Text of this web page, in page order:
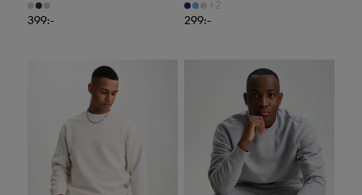
399:-
+2
299:-